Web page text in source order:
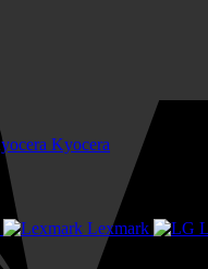
Kyocera
Lexmark